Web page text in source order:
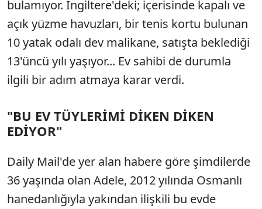
bulamıyor. İngiltere'deki; içerisinde kapalı ve
açık yüzme havuzları, bir tenis kortu bulunan
10 yatak odalı dev malikane, satışta beklediği
13'üncü yılı yaşıyor... Ev sahibi de durumla
ilgili bir adım atmaya karar verdi.
"BU EV TÜYLERİMİ DİKEN DİKEN
EDİYOR"
Daily Mail'de yer alan habere göre şimdilerde
36 yaşında olan Adele, 2012 yılında Osmanlı
hanedanlığıyla yakından ilişkili bu evde